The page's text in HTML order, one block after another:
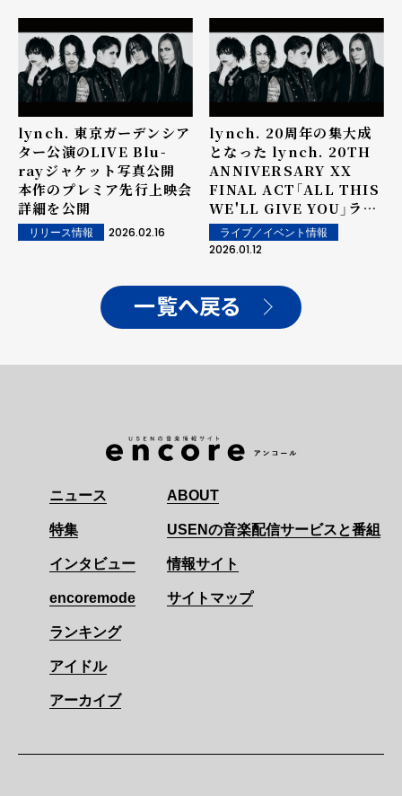
lynch. 東京ガーデンシア
ター公演のLIVE Blu-
rayジャケット写真公開
本作のプレミア先行上映会
詳細を公開
リリース情報 2026.02.16
lynch. 20周年の集大成
となった lynch. 20TH
ANNIVERSARY XX
FINAL ACT「ALL THIS
WE'LL GIVE YOU」ライ
ブレポート到着！
ライブ／イベント情報
2026.01.12
一覧へ戻る
ニュース
特集
インタビュー
encoremode
ランキング
アイドル
アーカイブ
ABOUT
USENの音楽配信サービスと番組
情報サイト
サイトマップ